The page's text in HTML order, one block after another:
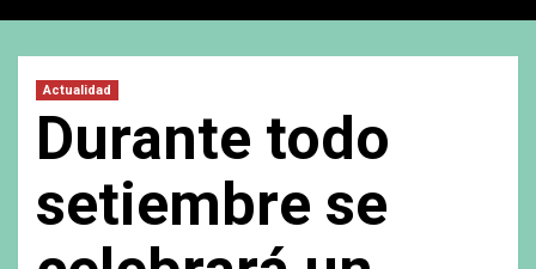
Actualidad
Durante todo
setiembre se